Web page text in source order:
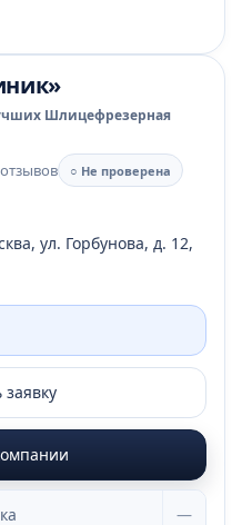
Шлицефрезерная
○ Не проверена
ул. Горбунова, д. 12,
заявку
—